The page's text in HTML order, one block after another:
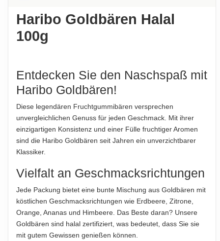
Kohlenhydrate
-davon Zucker
Salz 0.03 g
übernommen. Bitte prüfen Sie die Angaben auf der jeweiligen
Hinweis zur Haftung: Für die vorstehenden Angaben wird keine Haftung
übernommen. Bitte prüfen Sie die Angaben auf der jeweiligen
Produktverpackung; nur diese sind verbindlich.
AUFBEWAHRUNGSHINWEIS
Kühl und trocken lagern.
HINWEIS
übernommen...
ABTROPFGEWICHT
100g
110g
HERSTELLER
Haribo GmbH & Co. KG, Hans-Riegel-Straße 1, 53129 Bonn,
Deutschland
IMPORTEUR
Haribo Goldbären Halal
100g
Entdecken Sie den Naschspaß mit
Haribo Goldbären!
Diese legendären Fruchtgummibären versprechen
unvergleichlichen Genuss für jeden Geschmack. Mit ihrer
einzigartigen Konsistenz und einer Fülle fruchtiger Aromen
sind die Haribo Goldbären seit Jahren ein unverzichtbarer
Klassiker.
Vielfalt an Geschmacksrichtungen
Jede Packung bietet eine bunte Mischung aus Goldbären mit
köstlichen Geschmacksrichtungen wie Erdbeere, Zitrone,
Orange, Ananas und Himbeere. Das Beste daran? Unsere
Goldbären sind halal zertifiziert, was bedeutet, dass Sie sie
mit gutem Gewissen genießen können.